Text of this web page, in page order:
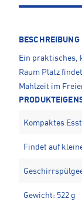
BESCHREIBUNG
Ein praktisches,
Raum Platz
Mahlzeit im
Kompaktes
Findet auf
Gewicht: 522 g